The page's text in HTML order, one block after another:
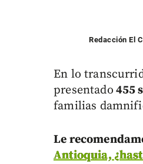
Redacción El
En lo
presentado 455
familias
Le
Antioquia,